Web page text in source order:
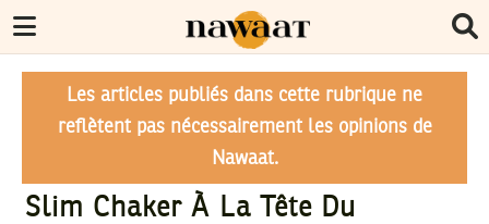
Les articles publiés dans cette rubrique ne
reflètent pas nécessairement les opinions de
Nawaat.
Slim Chaker À La Tête Du